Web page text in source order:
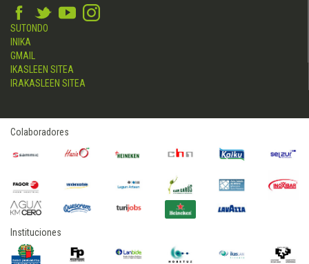
SUTONDO
INIKA
GMAIL
IKASLEEN SITEA
IRAKASLEEN SITEA
Colaboradores
Instituciones